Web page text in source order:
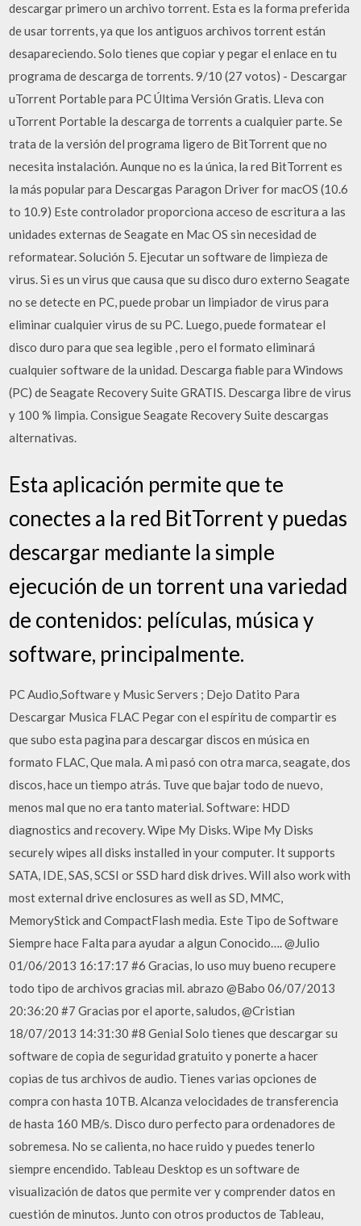
descargar primero un archivo torrent. Esta es la forma preferida
de usar torrents, ya que los antiguos archivos torrent están
desapareciendo. Solo tienes que copiar y pegar el enlace en tu
programa de descarga de torrents. 9/10 (27 votos) - Descargar
uTorrent Portable para PC Última Versión Gratis. Lleva con
uTorrent Portable la descarga de torrents a cualquier parte. Se
trata de la versión del programa ligero de BitTorrent que no
necesita instalación. Aunque no es la única, la red BitTorrent es
la más popular para Descargas Paragon Driver for macOS (10.6
to 10.9) Este controlador proporciona acceso de escritura a las
unidades externas de Seagate en Mac OS sin necesidad de
reformatear. Solución 5. Ejecutar un software de limpieza de
virus. Si es un virus que causa que su disco duro externo Seagate
no se detecte en PC, puede probar un limpiador de virus para
eliminar cualquier virus de su PC. Luego, puede formatear el
disco duro para que sea legible , pero el formato eliminará
cualquier software de la unidad. Descarga fiable para Windows
(PC) de Seagate Recovery Suite GRATIS. Descarga libre de virus
y 100 % limpia. Consigue Seagate Recovery Suite descargas
alternativas.
Esta aplicación permite que te
conectes a la red BitTorrent y puedas
descargar mediante la simple
ejecución de un torrent una variedad
de contenidos: películas, música y
software, principalmente.
PC Audio,Software y Music Servers ; Dejo Datito Para
Descargar Musica FLAC Pegar con el espíritu de compartir es
que subo esta pagina para descargar discos en música en
formato FLAC, Que mala. A mi pasó con otra marca, seagate, dos
discos, hace un tiempo atrás. Tuve que bajar todo de nuevo,
menos mal que no era tanto material. Software: HDD
diagnostics and recovery. Wipe My Disks. Wipe My Disks
securely wipes all disks installed in your computer. It supports
SATA, IDE, SAS, SCSI or SSD hard disk drives. Will also work with
most external drive enclosures as well as SD, MMC,
MemoryStick and CompactFlash media. Este Tipo de Software
Siempre hace Falta para ayudar a algun Conocido…. @Julio
01/06/2013 16:17:17 #6 Gracias, lo uso muy bueno recupere
todo tipo de archivos gracias mil. abrazo @Babo 06/07/2013
20:36:20 #7 Gracias por el aporte, saludos, @Cristian
18/07/2013 14:31:30 #8 Genial Solo tienes que descargar su
software de copia de seguridad gratuito y ponerte a hacer
copias de tus archivos de audio. Tienes varias opciones de
compra con hasta 10TB. Alcanza velocidades de transferencia
de hasta 160 MB/s. Disco duro perfecto para ordenadores de
sobremesa. No se calienta, no hace ruido y puedes tenerlo
siempre encendido. Tableau Desktop es un software de
visualización de datos que permite ver y comprender datos en
cuestión de minutos. Junto con otros productos de Tableau,